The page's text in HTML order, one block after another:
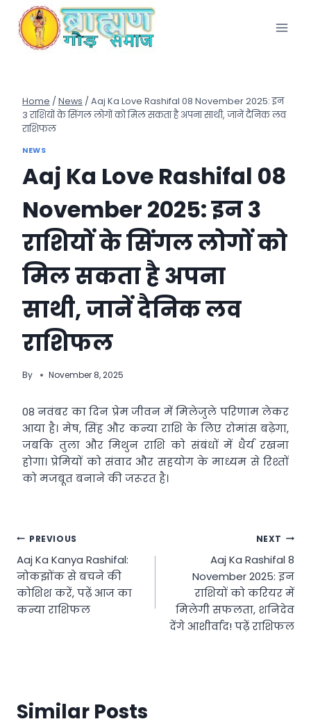
content
Home / News / Aaj Ka Love Rashifal 08 November 2025: इन
3 राशियों के सिंगल लोगों को मिल सकता है अपना साथी, जानें दैनिक लव
राशिफल
NEWS
Aaj Ka Love Rashifal 08
November 2025: इन 3
राशियों के सिंगल लोगों को
मिल सकता है अपना
साथी, जानें दैनिक लव
राशिफल
By November 8, 2025
08 नवंबर का दिन प्रेम जीवन में मिलेजुले परिणाम लेकर
आया है। मेष, सिंह और कन्या राशि के लिए रोमांस बढ़ेगा,
जबकि तुला और मिथुन राशि को संबंधों में धैर्य रखना
होगा। प्रेमियों को संवाद और सहयोग के माध्यम से रिश्तों
को मजबूत बनाने की जरूरत है।
Post
navigation
PREVIOUS
Aaj Ka Kanya Rashifal:
नोकझोंक से बचने की
कोशिश करें, पढ़ें आज का
कन्या राशिफल
NEXT
Aaj Ka Rashifal 8
November 2025: इन
राशियों को करियर में
मिलेगी सफलता, शनिदेव
देंगे आशीर्वाद! पढ़ें राशिफल
Similar Posts